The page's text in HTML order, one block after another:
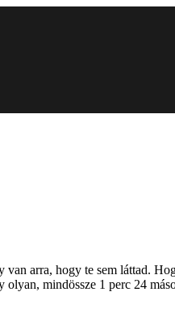
arra, hogy te sem láttad.
mindössze 1 perc 24